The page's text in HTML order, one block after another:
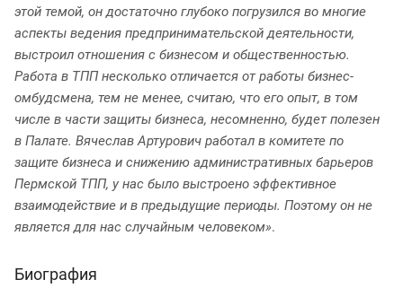
этой темой, он достаточно глубоко погрузился во многие
аспекты ведения предпринимательской деятельности,
выстроил отношения с бизнесом и общественностью.
Работа в ТПП несколько отличается от работы бизнес-
омбудсмена, тем не менее, считаю, что его опыт, в том
числе в части защиты бизнеса, несомненно, будет полезен
в Палате. Вячеслав Артурович работал в комитете по
защите бизнеса и снижению административных барьеров
Пермской ТПП, у нас было выстроено эффективное
взаимодействие и в предыдущие периоды. Поэтому он не
является для нас случайным человеком».
Биография